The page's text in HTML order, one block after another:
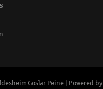
Goslar Peine | Powered by